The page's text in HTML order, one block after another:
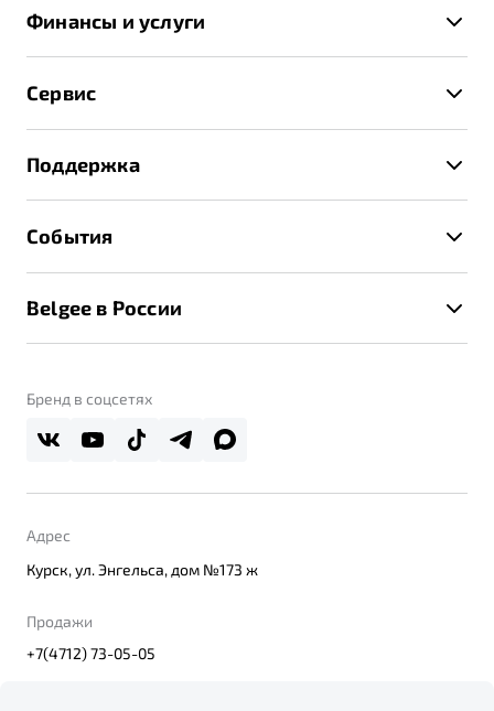
X70
Записаться на тест-драйв
Получить предложение
Финансы и услуги
Страхование
Расчет КАСКО
Сервис
Техническое обслуживание
Калькулятор ТО
Поддержка
Помощь на дорогах
Belgee Линк
События
Belgee в России
О дилерском центре
Правовая информация
Бренд в соцсетях
Адрес
Курск, ул. Энгельса, дом №173 ж
Продажи
+7(4712) 73-05-05